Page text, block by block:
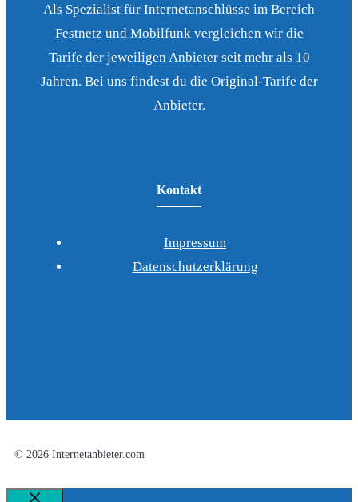
Als Spezialist für Internetanschlüsse im Bereich
Festnetz und Mobilfunk vergleichen wir die
Tarife der jeweiligen Anbieter seit mehr als 10
Jahren. Bei uns findest du die Original-Tarife der
Anbieter.
Kontakt
Impressum
Datenschutzerklärung
© 2026 Internetanbieter.com